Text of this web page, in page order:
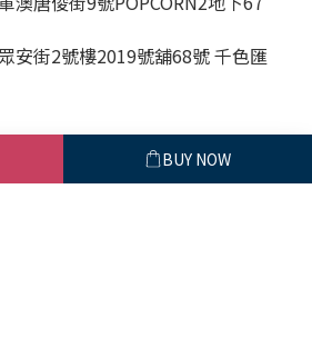
BUY NOW
安街2號樓2019號舖68號 千色匯
18:00